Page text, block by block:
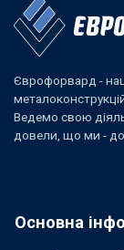
Єврофорвард -
Ведемо свою
довели, що ми -
Основна